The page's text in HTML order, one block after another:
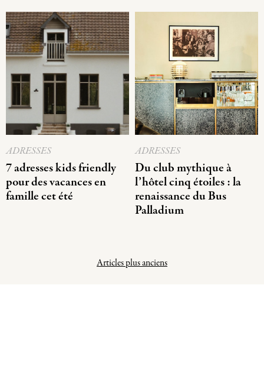
ADRESSES
7 adresses kids friendly
pour des vacances en
famille cet été
ADRESSES
Du club mythique à
l’hôtel cinq étoiles : la
renaissance du Bus
Palladium
Navigation
Articles plus anciens